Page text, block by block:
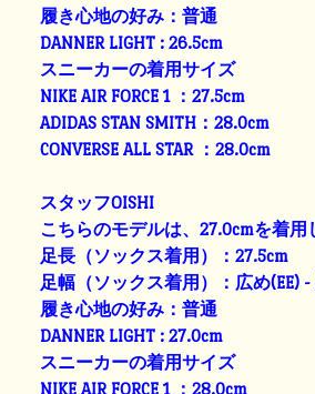
履き心地の好み：普通
DANNER LIGHT : 26.5cm
スニーカーの着用サイズ
NIKE AIR FORCE 1 ：27.5cm
ADIDAS STAN SMITH：28.0cm
CONVERSE ALL STAR ：28.0cm
スタッフOISHI
こちらのモデルは、27.0cmを着用
足長（ソックス着用）：27.5cm
足幅（ソックス着用）：広め(EE) -
履き心地の好み：普通
DANNER LIGHT : 27.0cm
スニーカーの着用サイズ
NIKE AIR FORCE 1 ：28.0cm